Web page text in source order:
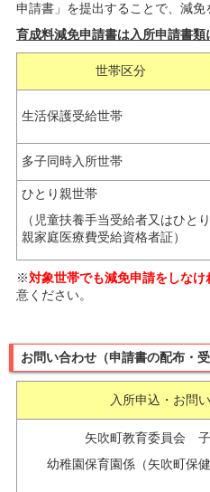
申請書」を提出することで、減免
育成料減免申請書は入所申請書類
世帯区分
生活保護受給世帯
多子同時入所世帯
ひとり親世帯
（児童扶養手当受給者又はひとり
親家庭医療費受給資格者証）
※対象世帯でも減免申請をしな
意ください。
お問い合わせ（申請書の配布・受
入所申込・お問
矢吹町教育委員会
幼稚園保育園係（矢吹町保